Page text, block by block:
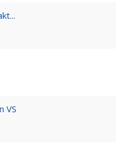
VS